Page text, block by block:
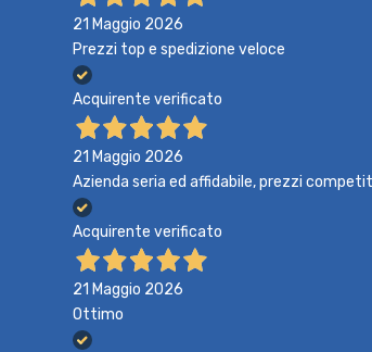
21 Maggio 2026
Prezzi top e spedizione veloce
Acquirente verificato
21 Maggio 2026
Azienda seria ed affidabile, prezzi
Acquirente verificato
21 Maggio 2026
Ottimo